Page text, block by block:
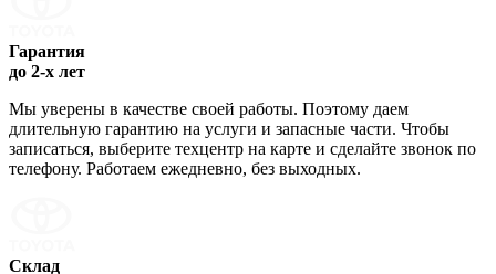
Гарантия
до 2-х лет
Мы уверены в качестве своей работы. Поэтому даем
длительную гарантию на услуги и запасные части. Чтобы
записаться, выберите техцентр на карте и сделайте звонок по
телефону. Работаем ежедневно, без выходных.
Склад